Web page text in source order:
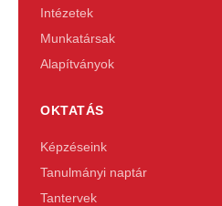
Intézetek
Munkatársak
Alapítványok
OKTATÁS
Képzéseink
Tanulmányi naptár
Tantervek